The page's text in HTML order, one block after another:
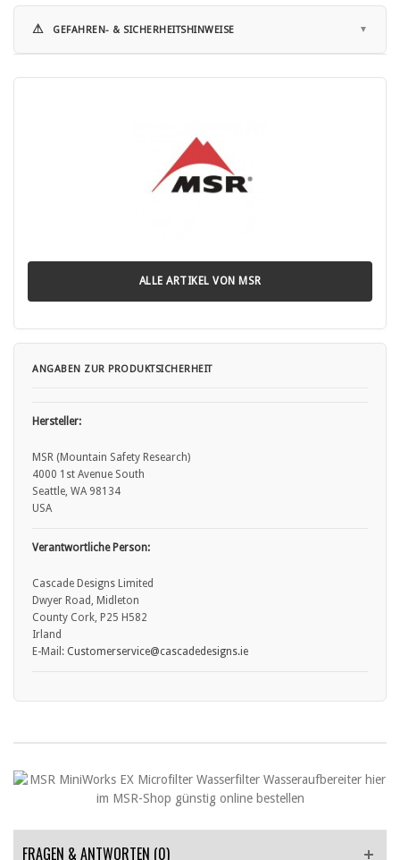
⚠ GEFAHREN- & SICHERHEITSHINWEISE
Hinweise zur Nutzung:
• Natürliche Wasserquellen niemals ohne Aufbereitung direkt trinken.
• Wasser aus natürlichen Quellen vor dem Trinken filtern oder
• Ausschließlich Lebensmittel-geeignete und BPA-freie Materialien
• Kinder nur unter Aufsicht mit dem Produkt hantieren lassen.
ALLE ARTIKEL VON MSR
ANGABEN ZUR PRODUKTSICHERHEIT
Hersteller:
MSR (Mountain Safety Research)
4000 1st Avenue South
Seattle, WA 98134
USA
Verantwortliche Person:
Cascade Designs Limited
Dwyer Road, Midleton
County Cork, P25 H582
Irland
E-Mail: Customerservice@cascadedesigns.ie
FRAGEN & ANTWORTEN (0)